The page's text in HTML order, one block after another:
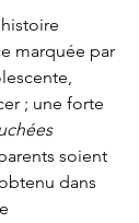
marquée par
; une forte
soient
dans